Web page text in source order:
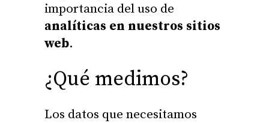
importancia del uso de
analíticas en nuestros sitios
web.
¿Qué medimos?
Los datos que necesitamos